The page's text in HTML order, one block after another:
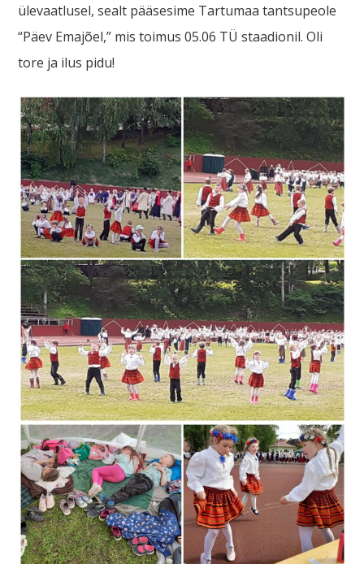
ülevaatlusel, sealt pääsesime Tartumaa tantsupeole
“Päev Emajõel,” mis toimus 05.06 TÜ staadionil. Oli
tore ja ilus pidu!